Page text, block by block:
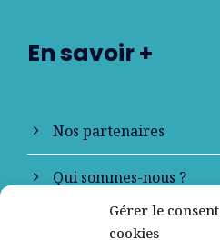
Gérer le
cookies
En savoir +
Nos partenaires
Qui sommes-nous ?
Contactez-nous